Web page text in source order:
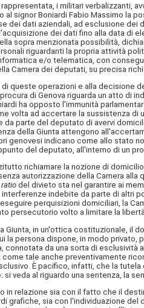
i militari verbalizzanti,
al signor Boniardi Fabio Massimo la
dei dati aziendali, ad esclusione
dei dati fino alla data di
sopra menzionata possibilità,
riguardanti la propria attività
e/o telematica, con
Camera dei deputati, su precisa
queste operazioni e alla decisione
di Genova riguarda un atto di
ha opposto l'immunità
volta ad accertare la sussistenza
parte del deputato di avervi
della Giunta attengono
genovesi indicano come allo stato
del deputato, all'interno di un
richiamare la nozione di
autorizzazione della Camera
ratio del divieto sta nel garantire ai
indebite da parte di altri
perquisizioni domiciliari, la
persecutorio volto a limitare la
Giunta, in un'ottica costituzionale, il
la persona dispone, in modo privato,
connotata da una sorta di esclusività
tale anche preventivamente
È pacifico, infatti, che la
veda al riguardo una sentenza, la
in relazione sia con il fatto che il
grafiche, sia con l'individuazione